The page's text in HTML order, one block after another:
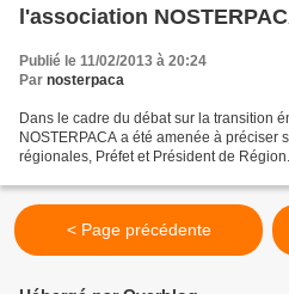
l'association
Publié le 11/02/2013 à 20:24
Par nosterpaca
Dans le cadre du débat sur la transition
NOSTERPACA a été amenée à préciser
régionales, Préfet et Président de
< Page précédente